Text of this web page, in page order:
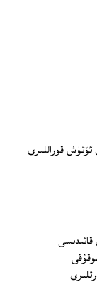
ئۆتۈش قوراللىرى
قائىدىسى